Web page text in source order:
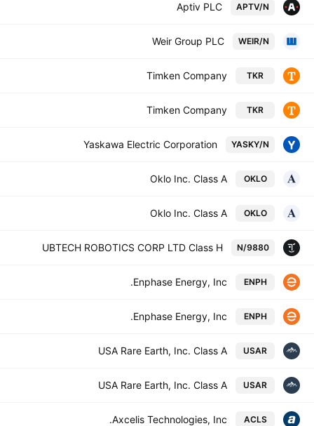
APTV/N
Aptiv PLC
WEIR/N
Weir Group PLC
TKR
Timken Company
TKR
Timken Company
YASKY/N
Yaskawa Electric Corporation
OKLO
Oklo Inc. Class A
OKLO
Oklo Inc. Class A
9880/N
UBTECH ROBOTICS CORP LTD Class H
ENPH
Enphase Energy, Inc.
ENPH
Enphase Energy, Inc.
USAR
USA Rare Earth, Inc. Class A
USAR
USA Rare Earth, Inc. Class A
ACLS
Axcelis Technologies, Inc.